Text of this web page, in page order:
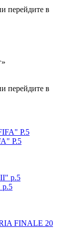
перейдите в
перейдите в
Р.5
р.5